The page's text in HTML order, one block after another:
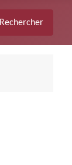
Rechercher